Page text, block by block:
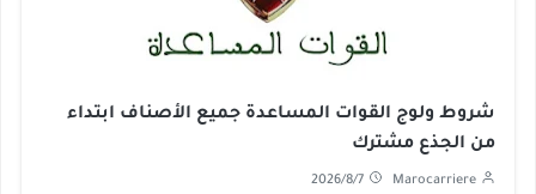
شروط ولوج القوات المساعدة جميع الأصناف ابتداء
من الجذع مشترك
Marocarriere
2026/8/7